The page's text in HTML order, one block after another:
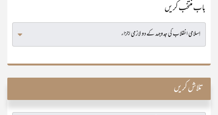
باب منتخب کریں
تلاش کریں